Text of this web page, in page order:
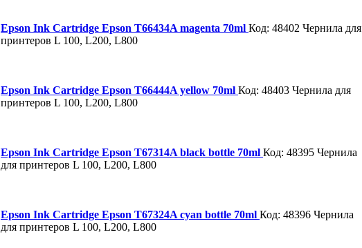
Epson Ink Cartridge Epson T66434A magenta 70ml Код: 48402 Чернила для
принтеров L 100, L200, L800
Epson Ink Cartridge Epson T66444A yellow 70ml Код: 48403 Чернила для
принтеров L 100, L200, L800
Epson Ink Cartridge Epson T67314A black bottle 70ml Код: 48395 Чернила
для принтеров L 100, L200, L800
Epson Ink Cartridge Epson T67324A cyan bottle 70ml Код: 48396 Чернила
для принтеров L 100, L200, L800